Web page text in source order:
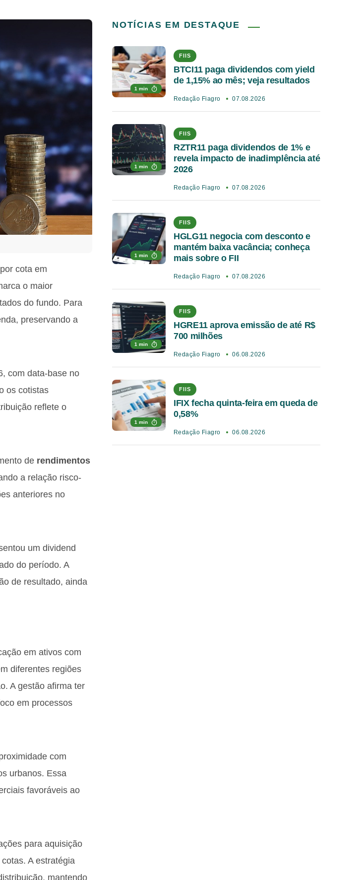
cota em
o maior
do fundo. Para
preservando a
com data-base no
os cotistas
reflete o
de rendimentos
a relação risco-
anteriores no
um dividend
do período. A
de resultado, ainda
em ativos com
diferentes regiões
A gestão afirma ter
em processos
com
urbanos. Essa
favoráveis ao
para aquisição
A estratégia
mantendo
NOTÍCIAS EM DESTAQUE
1 min
FIIS
BTCI11 paga dividendos com yield
de 1,15% ao mês; veja resultados
Redação Fiagro 07.08.2026
1 min
FIIS
RZTR11 paga dividendos de 1% e
revela impacto de inadimplência até
2026
Redação Fiagro 07.08.2026
1 min
FIIS
HGLG11 negocia com desconto e
mantém baixa vacância; conheça
mais sobre o FII
Redação Fiagro 07.08.2026
1 min
FIIS
HGRE11 aprova emissão de até R$
700 milhões
Redação Fiagro 06.08.2026
1 min
FIIS
IFIX fecha quinta-feira em queda de
0,58%
Redação Fiagro 06.08.2026